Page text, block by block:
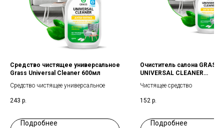
Средство чистящее универсальное
Grass Universal Cleaner 600мл
Средство чистящее универсальное
243 р.
Подробнее
Очиститель салона GRASS
UNIVERSAL CLEANER
Чистящее средство
152 р.
Подробнее